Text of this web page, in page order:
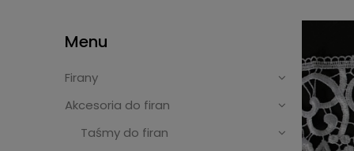
Menu
Firany
Akcesoria do firan
Taśmy do firan